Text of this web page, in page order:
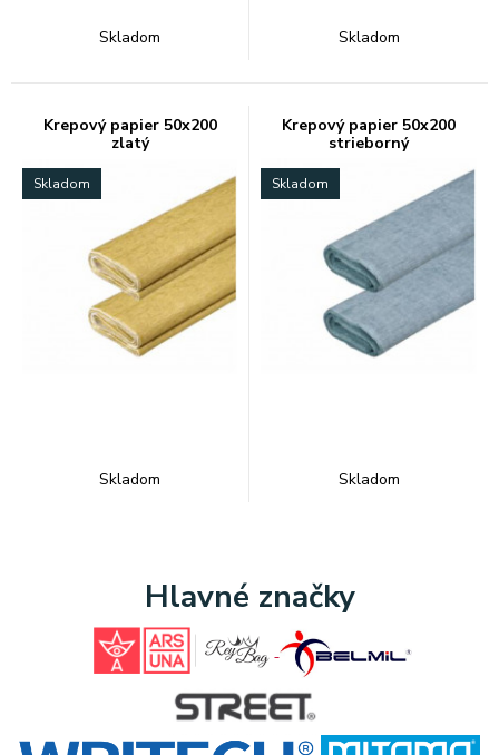
Skladom Skladom
Krepový papier 50x200
zlatý
Skladom
Skladom
Krepový papier 50x200
strieborný
Skladom
Skladom
Hlavné značky